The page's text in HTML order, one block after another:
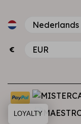
€
LOYALTY